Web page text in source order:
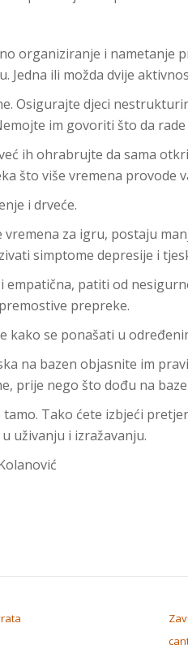
organiziranje i nametanje
Jedna ili možda dvije
Osigurajte djeci
im govoriti što da
ih ohrabrujte da sama
što više vremena provode
i drveće.
vremena za igru, postaju
simptome depresije i
empatična, patiti od
prepreke.
kako se ponašati u
na bazen objasnite im
prije nego što dođu na
Tako ćete izbjeći
uživanju i izražavanju.